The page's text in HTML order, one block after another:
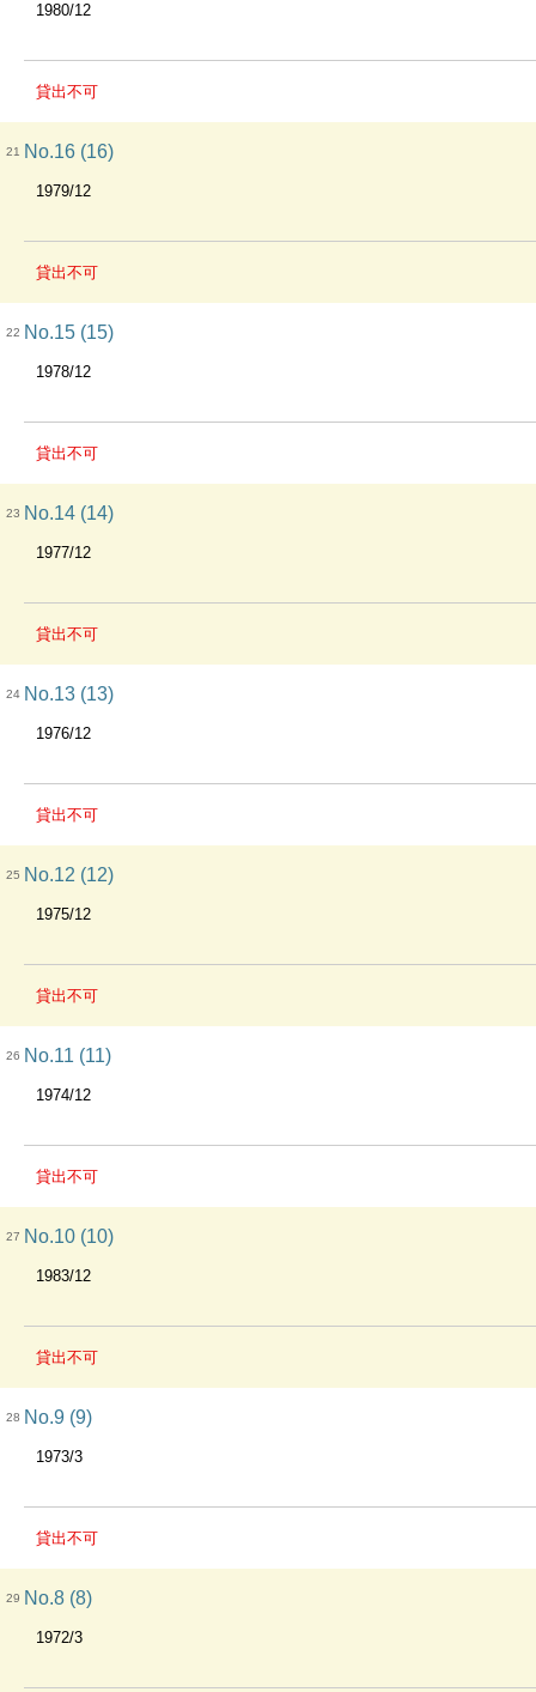
1980/12
貸出不可
21 No.16 (16)
1979/12
貸出不可
22 No.15 (15)
1978/12
貸出不可
23 No.14 (14)
1977/12
貸出不可
24 No.13 (13)
1976/12
貸出不可
25 No.12 (12)
1975/12
貸出不可
26 No.11 (11)
1974/12
貸出不可
27 No.10 (10)
1983/12
貸出不可
28 No.9 (9)
1973/3
貸出不可
29 No.8 (8)
1972/3